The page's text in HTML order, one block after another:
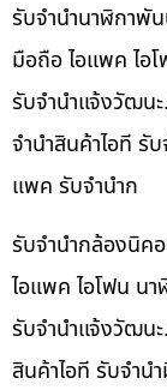
รับจำนำนาฬิกาพั
มือถือ ไอแพค ไอ
รับจํานําแจ้งวัฒน
จำนำสินค้าไอที รั
แพค รับจำนำก
รับจำนำกล้องนิค
ไอแพค ไอโฟน น
รับจํานําแจ้งวัฒน
สินค้าไอที รับจำน